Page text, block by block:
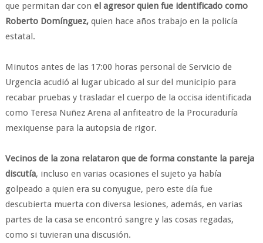
que permitan dar con el agresor quien fue identificado como
Roberto Domínguez,quien hace años trabajo en la policía
estatal.
Minutos antes de las 17:00 horas personal de Servicio de
Urgencia acudió al lugar ubicado al sur del municipio para
recabar pruebas y trasladar el cuerpo de la occisa identificada
como Teresa Nuñez Arena al anfiteatro de la Procuraduría
mexiquense para la autopsia de rigor.
Vecinos de la zona relataron que de forma constante la pareja
discutía, incluso en varias ocasiones el sujeto ya había
golpeado a quien era su conyugue, pero este día fue
descubierta muerta con diversa lesiones, además, en varias
partes de la casa se encontró sangre y las cosas regadas,
como si tuvieran una discusión.